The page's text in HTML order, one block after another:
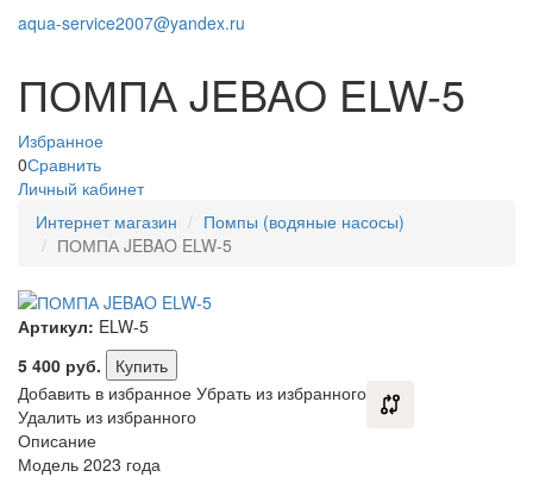
aqua-service2007@yandex.ru
ПОМПА JEBAO ELW-5
Избранное
0Сравнить
Личный кабинет
Интернет магазин
Помпы (водяные насосы)
ПОМПА JEBAO ELW-5
Артикул: ELW-5
5 400 руб.
Купить
Добавить в избранное Убрать из избранного
Удалить из избранного
Описание
Модель 2023 года